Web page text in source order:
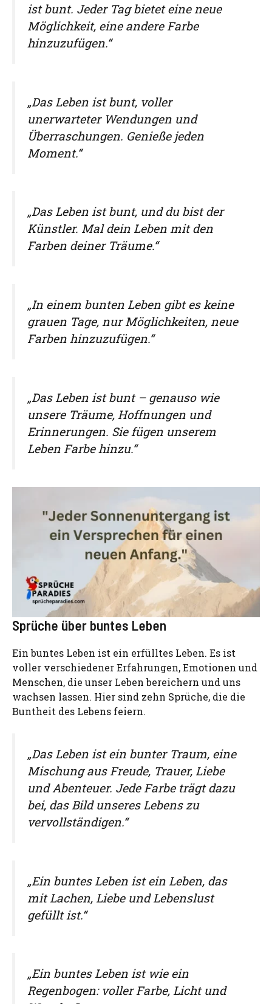
ist bunt. Jeder Tag bietet eine neue
Möglichkeit, eine andere Farbe
hinzuzufügen.“
„Das Leben ist bunt, voller
unerwarteter Wendungen und
Überraschungen. Genieße jeden
Moment.“
„Das Leben ist bunt, und du bist der
Künstler. Mal dein Leben mit den
Farben deiner Träume.“
„In einem bunten Leben gibt es keine
grauen Tage, nur Möglichkeiten, neue
Farben hinzuzufügen.“
„Das Leben ist bunt – genauso wie
unsere Träume, Hoffnungen und
Erinnerungen. Sie fügen unserem
Leben Farbe hinzu.“
Sprüche über buntes Leben
Ein buntes Leben ist ein erfülltes Leben. Es ist
voller verschiedener Erfahrungen, Emotionen und
Menschen, die unser Leben bereichern und uns
wachsen lassen. Hier sind zehn Sprüche, die die
Buntheit des Lebens feiern.
„Das Leben ist ein bunter Traum, eine
Mischung aus Freude, Trauer, Liebe
und Abenteuer. Jede Farbe trägt dazu
bei, das Bild unseres Lebens zu
vervollständigen.“
„Ein buntes Leben ist ein Leben, das
mit Lachen, Liebe und Lebenslust
gefüllt ist.“
„Ein buntes Leben ist wie ein
Regenbogen: voller Farbe, Licht und